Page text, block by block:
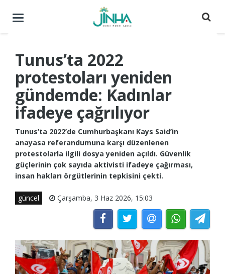
Menüyü
Tunus’ta 2022
protestoları yeniden
gündemde: Kadınlar
ifadeye çağrılıyor
Tunus’ta 2022’de Cumhurbaşkanı Kays Said’in
anayasa referandumuna karşı düzenlenen
protestolarla ilgili dosya yeniden açıldı. Güvenlik
güçlerinin çok sayıda aktivisti ifadeye çağırması,
insan hakları örgütlerinin tepkisini çekti.
güncel Çarşamba, 3 Haz 2026, 15:03